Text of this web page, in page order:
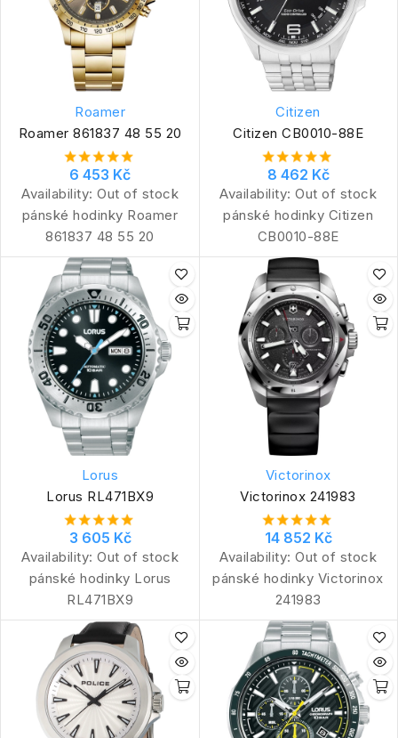
Roamer
Roamer 861837 48 55 20
6 453 Kč
Availability: Out of stock
pánské hodinky Roamer
861837 48 55 20
Citizen
Citizen CB0010-88E
8 462 Kč
Availability: Out of stock
pánské hodinky Citizen
CB0010-88E
Lorus
Lorus RL471BX9
3 605 Kč
Availability: Out of stock
pánské hodinky Lorus
RL471BX9
Victorinox
Victorinox 241983
14 852 Kč
Availability: Out of stock
pánské hodinky Victorinox
241983